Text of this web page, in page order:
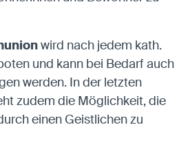
wird nach jedem kath.
und kann bei Bedarf auch
werden. In der letzten
zudem die Möglichkeit, die
einen Geistlichen zu